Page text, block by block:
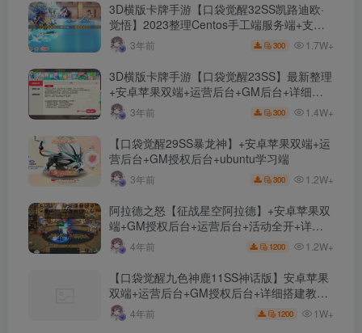
3D横版卡牌手游【口袋觉醒32SS凯路迪欧·
觉悟】2023整理Centos手工端服务端+支付
对接+安卓苹果双端+运营后台+GM授权后台
+代理后台
3年前 300 1.7W+
3D横版卡牌手游【口袋觉醒23SS】最新整理
+安卓苹果双端+运营后台+GM后台+详细搭
建教程3年前 300 1.4W+
【口袋觉醒29SS暴龙神】+安卓苹果双端+运
营后台+GM授权后台+ubuntu学习端
3年前 300 1.2W+
阿拉德之怒【征战星空阿拉德】+安卓苹果双
端+GM授权后台+运营后台+活动全开+详细
教程 4年前 1200 1.2W+
【口袋觉醒九色神鹿11SS神话版】安卓苹果
双端+运营后台+GM授权后台+详细搭建教
程。 4年前 1200 1W+